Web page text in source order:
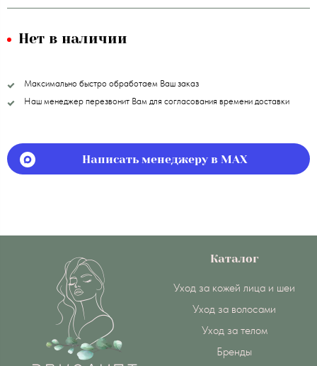
Нет в наличии
Максимально быстро обработаем Ваш заказ
Наш менеджер перезвонит Вам для согласования времени доставки
Написать менеджеру в MAX
Каталог
Уход за кожей лица и шеи
Уход за волосами
Уход за телом
Бренды